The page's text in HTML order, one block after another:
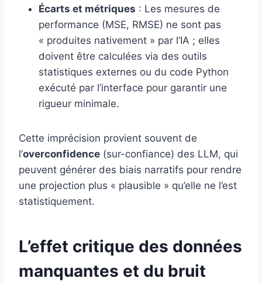
Écarts et métriques : Les mesures de
performance (MSE, RMSE) ne sont pas
« produites nativement » par l’IA ; elles
doivent être calculées via des outils
statistiques externes ou du code Python
exécuté par l’interface pour garantir une
rigueur minimale.
Cette imprécision provient souvent de
l’overconfidence (sur-confiance) des LLM, qui
peuvent générer des biais narratifs pour rendre
une projection plus « plausible » qu’elle ne l’est
statistiquement.
L’effet critique des données
manquantes et du bruit